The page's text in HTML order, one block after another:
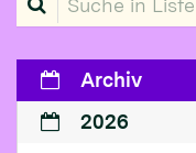
Archiv
2026